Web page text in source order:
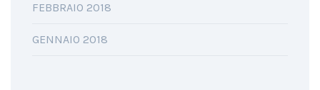
FEBBRAIO 2018
GENNAIO 2018